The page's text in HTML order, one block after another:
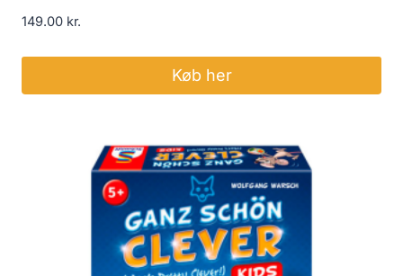
149.00 kr.
Køb her